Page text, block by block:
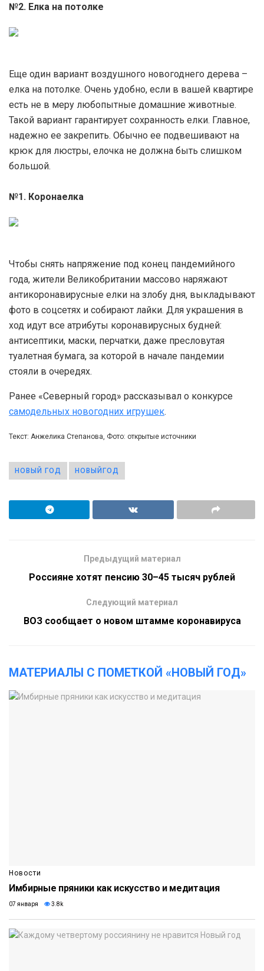
№2. Елка на потолке
Еще один вариант воздушного новогоднего дерева –
елка на потолке. Очень удобно, если в вашей квартире
есть не в меру любопытные домашние животные.
Такой вариант гарантирует сохранность елки. Главное,
надежно ее закрепить. Обычно ее подвешивают на
крюк для люстры, елочка не должна быть слишком
большой.
№1. Коронаелка
Чтобы снять напряжение под конец пандемийного
года, жители Великобритании массово наряжают
антикоронавирусные елки на злобу дня, выкладывают
фото в соцсетях и собирают лайки. Для украшения в
ход идут все атрибуты коронавирусных будней:
антисептики, маски, перчатки, даже пресловутая
туалетная бумага, за которой в начале пандемии
стояли в очередях.
Ранее «Северный город» рассказывал о конкурсе
самодельных новогодних игрушек.
Текст: Анжелика Степанова, Фото: открытые источники
НОВЫЙ ГОД НОВЫЙГОД
Предыдущий материал
Россияне хотят пенсию 30–45 тысяч рублей
Следующий материал
ВОЗ сообщает о новом штамме коронавируса
МАТЕРИАЛЫ С ПОМЕТКОЙ «НОВЫЙ ГОД»
Новости
Имбирные пряники как искусство и медитация
07 января 3.8k